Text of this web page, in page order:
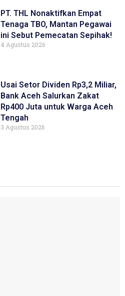
PT. THL Nonaktifkan Empat
Tenaga TBO, Mantan Pegawai
ini Sebut Pemecatan Sepihak!
4 Agustus 2026
Usai Setor Dividen Rp3,2 Miliar,
Bank Aceh Salurkan Zakat
Rp400 Juta untuk Warga Aceh
Tengah
3 Agustus 2026